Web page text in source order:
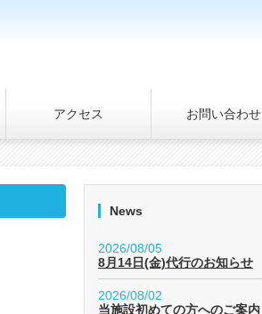
アクセス お問い合わせ
News
2026/08/05
8月14日(金)代行のお知らせ
2026/08/02
当施設初めての方へのご案内